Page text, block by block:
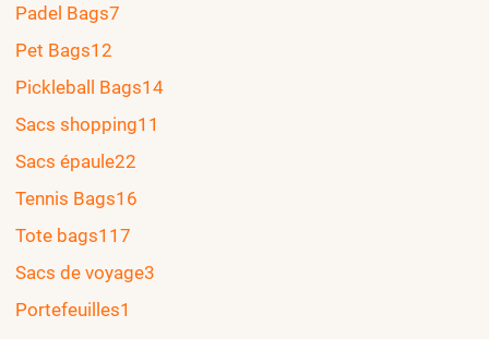
Padel Bags7
Pet Bags12
Pickleball Bags14
Sacs shopping11
Sacs épaule22
Tennis Bags16
Tote bags117
Sacs de voyage3
Portefeuilles1